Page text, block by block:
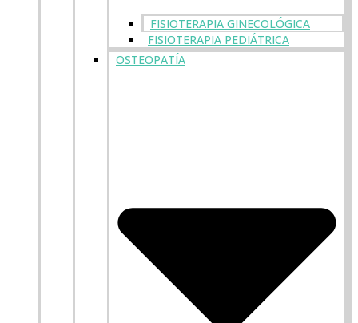
FISIOTERAPIA GINECOLÓGICA
FISIOTERAPIA PEDIÁTRICA
OSTEOPATÍA